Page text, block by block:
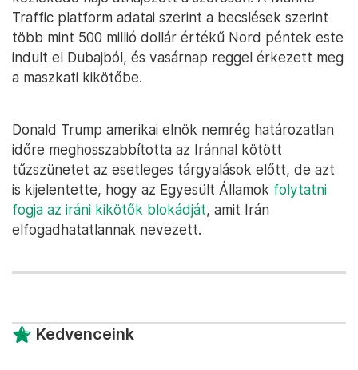
Traffic platform adatai szerint a becslések szerint
több mint 500 millió dollár értékű Nord péntek este
indult el Dubajból, és vasárnap reggel érkezett meg
a maszkati kikötőbe.
Donald Trump amerikai elnök nemrég határozatlan
időre meghosszabbította az Iránnal kötött
tűzszünetet az esetleges tárgyalások előtt, de azt
is kijelentette, hogy az Egyesült Államok folytatni
fogja az iráni kikötők blokádját, amit Irán
elfogadhatatlannak nevezett.
Kedvenceink